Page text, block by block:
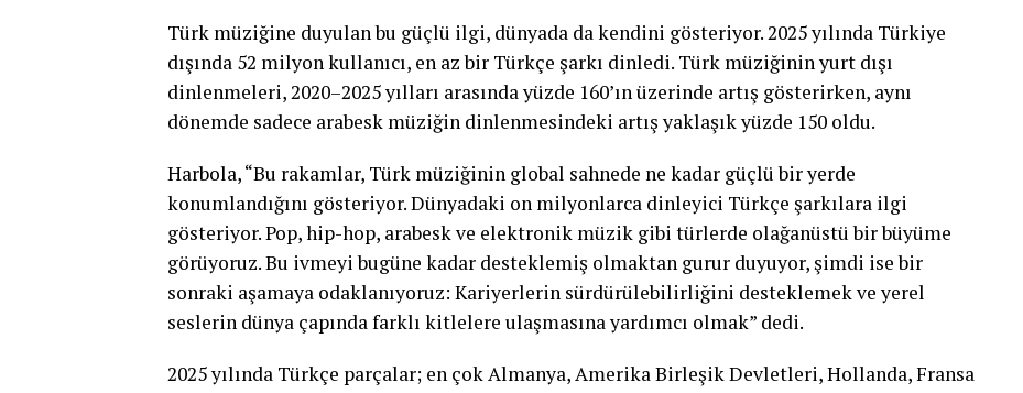
Türk müziğine duyulan bu güçlü ilgi, dünyada da kendini gösteriyor. 2025 yılında Türkiye
dışında 52 milyon kullanıcı, en az bir Türkçe şarkı dinledi. Türk müziğinin yurt dışı
dinlenmeleri, 2020–2025 yılları arasında yüzde 160’ın üzerinde artış gösterirken, aynı
dönemde sadece arabesk müziğin dinlenmesindeki artış yaklaşık yüzde 150 oldu.
Harbola, “Bu rakamlar, Türk müziğinin global sahnede ne kadar güçlü bir yerde
konumlandığını gösteriyor. Dünyadaki on milyonlarca dinleyici Türkçe şarkılara ilgi
gösteriyor. Pop, hip-hop, arabesk ve elektronik müzik gibi türlerde olağanüstü bir büyüme
görüyoruz. Bu ivmeyi bugüne kadar desteklemiş olmaktan gurur duyuyor, şimdi ise bir
sonraki aşamaya odaklanıyoruz: Kariyerlerin sürdürülebilirliğini desteklemek ve yerel
seslerin dünya çapında farklı kitlelere ulaşmasına yardımcı olmak” dedi.
2025 yılında Türkçe parçalar; en çok Almanya, Amerika Birleşik Devletleri, Hollanda, Fransa